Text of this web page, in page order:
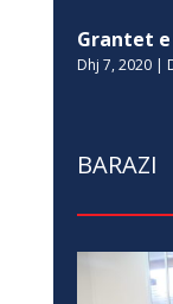
Grantet
Dhj 7, 2020|
BARAZI